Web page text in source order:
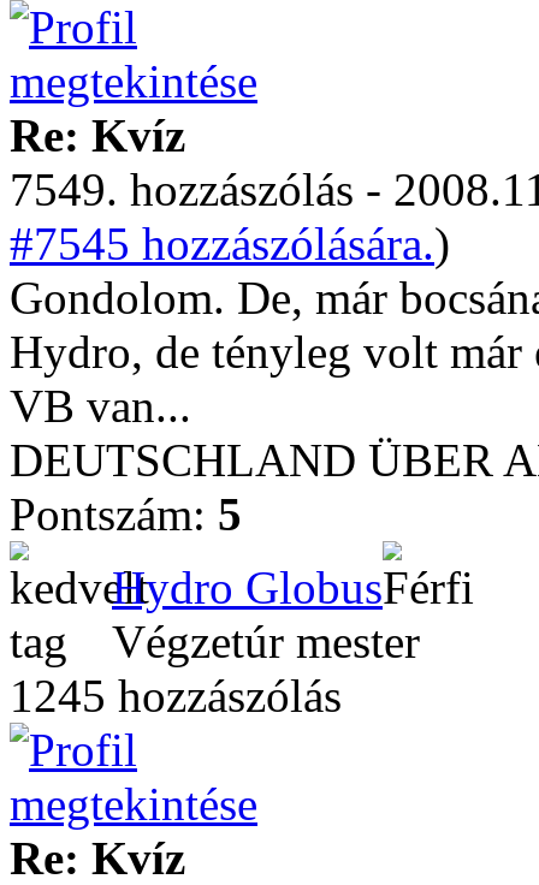
Re: Kvíz
7549. hozzászólás -
#7545 hozzászólására.)
Gondolom. De, már
Hydro, de tényleg volt már
VB van...
DEUTSCHLAND ÜBER
Pontszám: 5
Hydro Globus
Végzetúr mester
1245 hozzászólás
Re: Kvíz